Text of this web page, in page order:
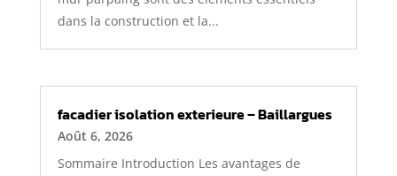
dans la construction et la...
facadier isolation exterieure – Baillargues
Août 6, 2026
Sommaire Introduction Les avantages de